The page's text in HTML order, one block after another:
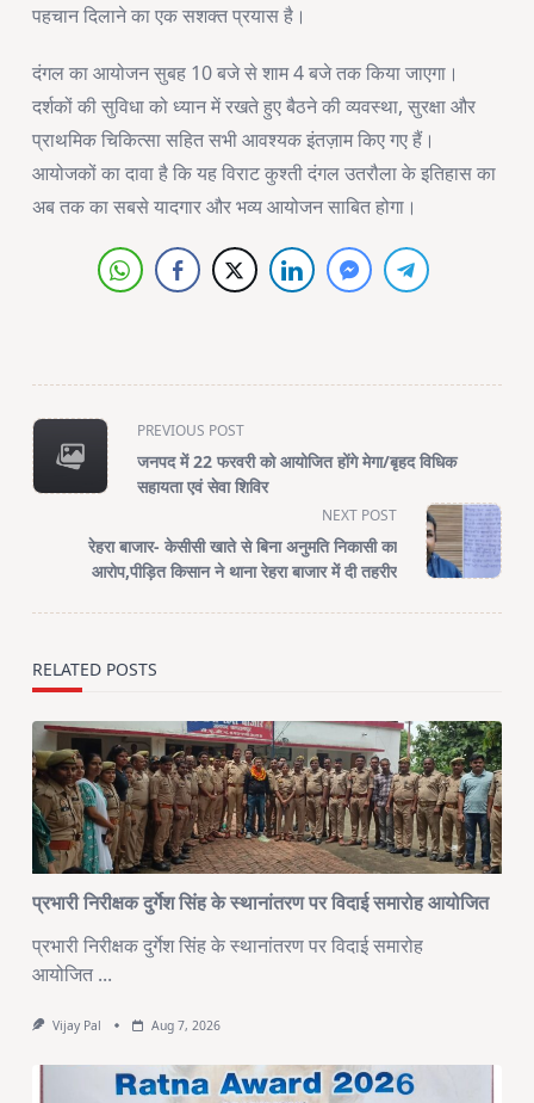
पहचान दिलाने का एक सशक्त प्रयास है।
दंगल का आयोजन सुबह 10 बजे से शाम 4 बजे तक किया जाएगा।
दर्शकों की सुविधा को ध्यान में रखते हुए बैठने की व्यवस्था, सुरक्षा और
प्राथमिक चिकित्सा सहित सभी आवश्यक इंतज़ाम किए गए हैं।
आयोजकों का दावा है कि यह विराट कुश्ती दंगल उतरौला के इतिहास का
अब तक का सबसे यादगार और भव्य आयोजन साबित होगा।
<span
class="nav-
subtitle
reader-
text">Page</span>
PREVIOUS POST
जनपद में 22 फरवरी को आयोजित होंगे मेगा/बृहद विधिक
सहायता एवं सेवा शिविर
NEXT POST
रेहरा बाजार- केसीसी खाते से बिना अनुमति निकासी का
आरोप,पीड़ित किसान ने थाना रेहरा बाजार में दी तहरीर
RELATED POSTS
प्रभारी निरीक्षक दुर्गेश सिंह के स्थानांतरण पर विदाई समारोह आयोजित
प्रभारी निरीक्षक दुर्गेश सिंह के स्थानांतरण पर विदाई समारोह
आयोजित ...
Vijay Pal Aug 7, 2026